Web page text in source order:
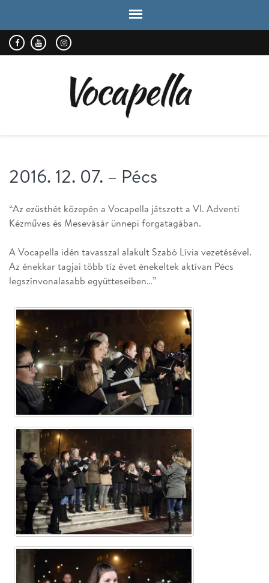
2016. 12. 07. – Pécs
“Az ezüsthét közepén a Vocapella játszott a VI. Adventi
Kézműves és Mesevásár ünnepi forgatagában.
A Vocapella idén tavasszal alakult Szabó Lívia vezetésével.
Az énekkar tagjai több tíz évet énekeltek aktívan Pécs
legszínvonalasabb együtteseiben…”